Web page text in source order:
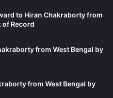
to Hiran Chakraborty from
of Record
from West Bengal by
from West Bengal by